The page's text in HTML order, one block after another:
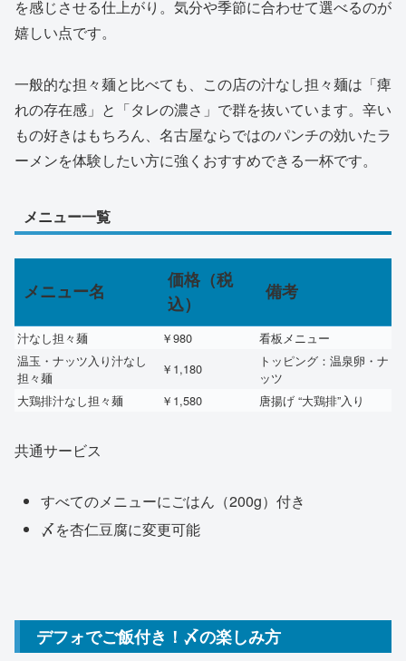
を感じさせる仕上がり。気分や季節に合わせて選べるのが
嬉しい点です。
一般的な担々麺と比べても、この店の汁なし担々麺は「痺
れの存在感」と「タレの濃さ」で群を抜いています。辛い
もの好きはもちろん、名古屋ならではのパンチの効いたラ
ーメンを体験したい方に強くおすすめできる一杯です。
メニュー一覧
メニュー名
価格（税
込）
備考
汁なし担々麺 ￥980
看板メニュー
温玉・ナッツ入り汁なし
担々麺
￥1,180
トッピング：温泉卵・ナ
ッツ
大鶏排汁なし担々麺
￥1,580 唐揚げ “大鶏排”入り
共通サービス
すべてのメニューにごはん（200g）付き
〆を杏仁豆腐に変更可能
デフォでご飯付き！〆の楽しみ方